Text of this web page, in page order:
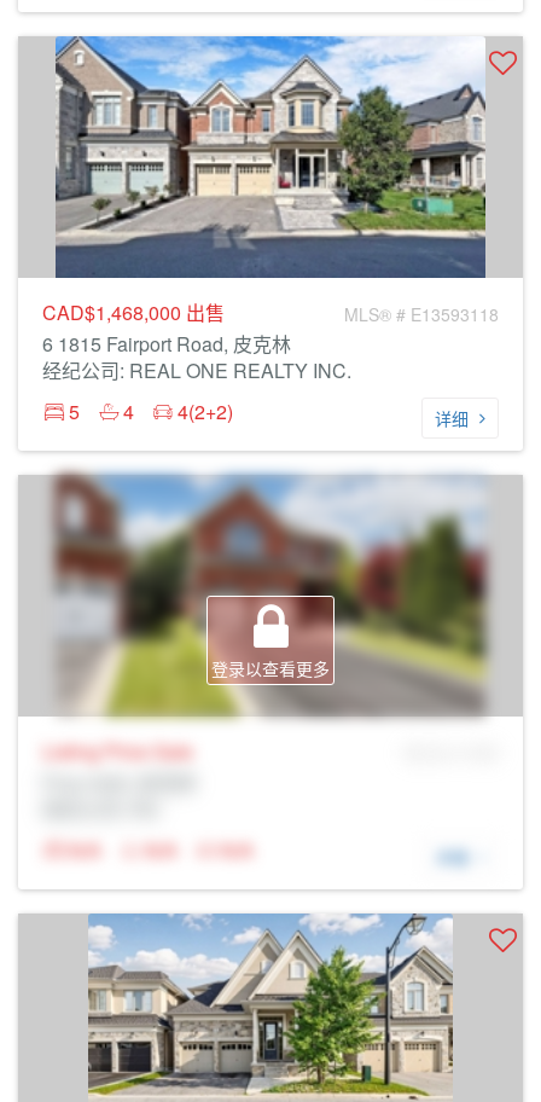
CAD$1,468,000 出售 MLS® # E13593118
6 1815 Fairport Road, 皮克林
经纪公司: REAL ONE REALTY INC.
5
4 4(2+2) 详细
登录以查看更多
Listing Price Sale
N/A
N/A N/A 详细